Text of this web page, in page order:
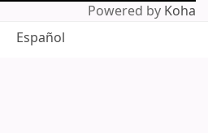
Powered by Koha
Español